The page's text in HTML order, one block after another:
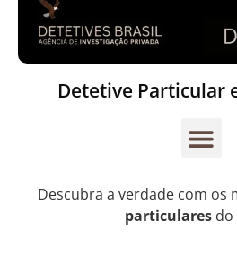
Detetive Particular
Descubra a verdade com os
particularesdo